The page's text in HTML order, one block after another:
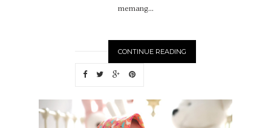
memang...
CONTINUE READING